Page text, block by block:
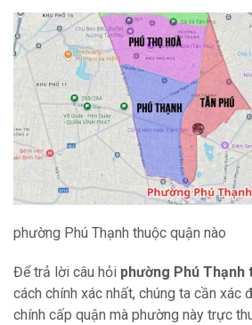
phường Phú Thạnh thuộc quận nào
Để trả lời câu hỏi phường Phú Thạnh
cách chính xác nhất, chúng ta cần xác
chính cấp quận mà phường này trực